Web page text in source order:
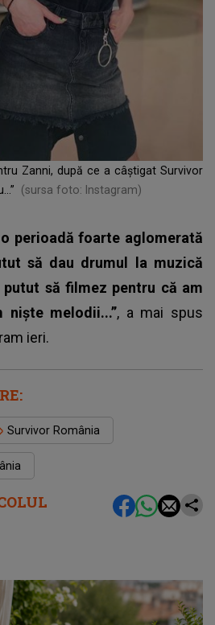
Zanni, după ce a câștigat Survivor
(sursa foto: Instagram)
perioadă foarte aglomerată
să dau drumul la muzică
să filmez pentru că am
melodii...”, a mai spus
ieri.
Survivor România